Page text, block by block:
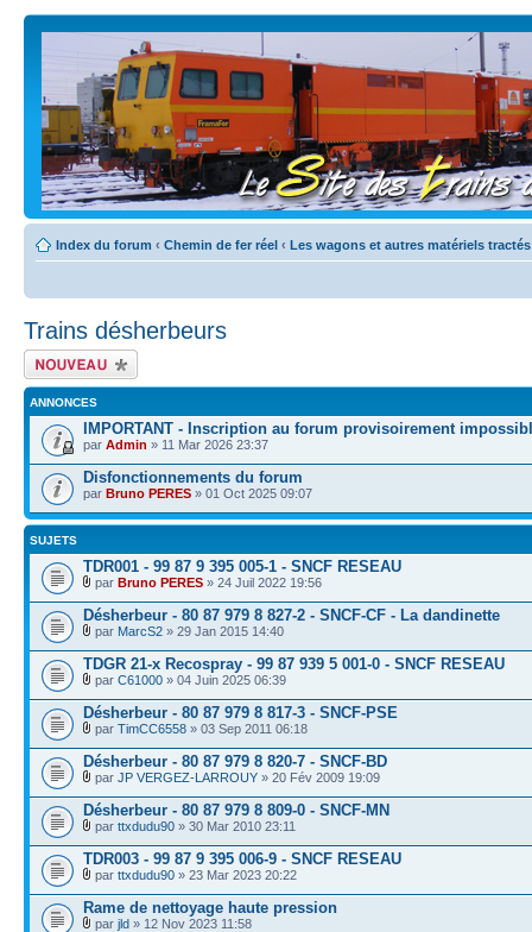
Index du forum ‹ Chemin de fer réel ‹ Les wagons et autres matériels tractés
Trains désherbeurs
Écrire un nouveau
sujet
ANNONCES
IMPORTANT - Inscription au forum provisoirement
par Admin » 11 Mar 2026 23:37
Disfonctionnements du forum
par Bruno PERES » 01 Oct 2025 09:07
SUJETS
TDR001 - 99 87 9 395 005-1 - SNCF RESEAU
par Bruno PERES » 24 Juil 2022 19:56
Désherbeur - 80 87 979 8 827-2 - SNCF-CF - La dandinette
par MarcS2 » 29 Jan 2015 14:40
TDGR 21-x Recospray - 99 87 939 5 001-0 - SNCF RESEAU
par C61000 » 04 Juin 2025 06:39
Désherbeur - 80 87 979 8 817-3 - SNCF-PSE
par TimCC6558 » 03 Sep 2011 06:18
Désherbeur - 80 87 979 8 820-7 - SNCF-BD
par JP VERGEZ-LARROUY » 20 Fév 2009 19:09
Désherbeur - 80 87 979 8 809-0 - SNCF-MN
par ttxdudu90 » 30 Mar 2010 23:11
TDR003 - 99 87 9 395 006-9 - SNCF RESEAU
par ttxdudu90 » 23 Mar 2023 20:22
Rame de nettoyage haute pression
par jld » 12 Nov 2023 11:58